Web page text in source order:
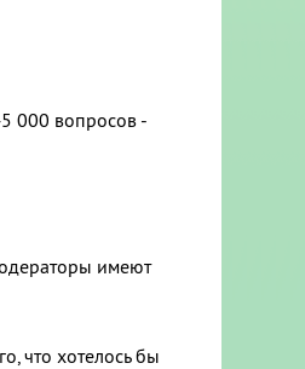
000 вопросов -
имеют
что хотелось бы